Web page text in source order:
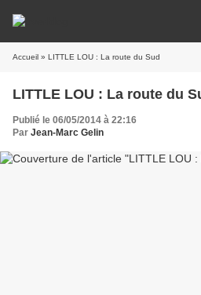
Accueil » LITTLE LOU : La route du Sud
LITTLE LOU : La route du
Publié le 06/05/2014 à 22:16
Par Jean-Marc Gelin